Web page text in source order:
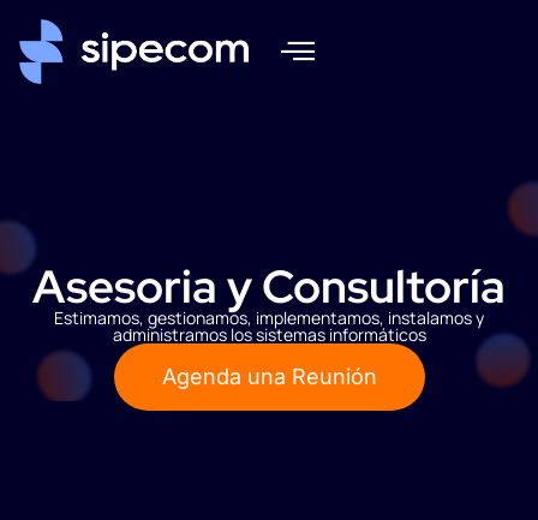
Asesoria y Consultoría
Estimamos, gestionamos, implementamos, instalamos y
administramos los sistemas informáticos
Agenda una Reunión